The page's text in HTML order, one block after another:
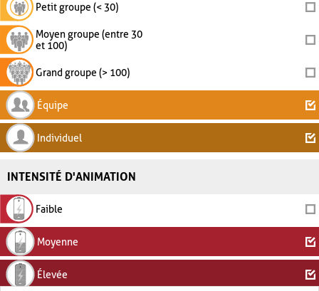
Petit groupe (< 30)
Moyen groupe (entre 30
et 100)
Grand groupe (> 100)
Équipe
Individuel
INTENSITÉ D'ANIMATION
Faible
Moyenne
Élevée